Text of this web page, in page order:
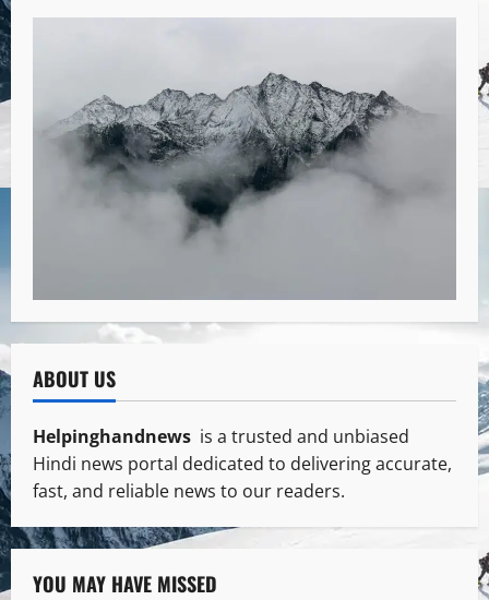
ABOUT US
Helpinghandnews is a trusted and unbiased
Hindi news portal dedicated to delivering accurate,
fast, and reliable news to our readers.
YOU MAY HAVE MISSED